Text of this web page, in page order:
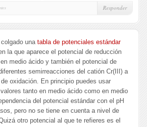
Responder
colgado una tabla de potenciales estándar
la que aparece el potencial de reducción
medio ácido y también el potencial de
semirreacciones del catión Cr(III) a
oxidación. En principio puedes usar
tanto en medio ácido como en medio
del potencial estándar con el pH
pero no se tiene en cuenta a nivel de
otro potencial al que te refieres es el